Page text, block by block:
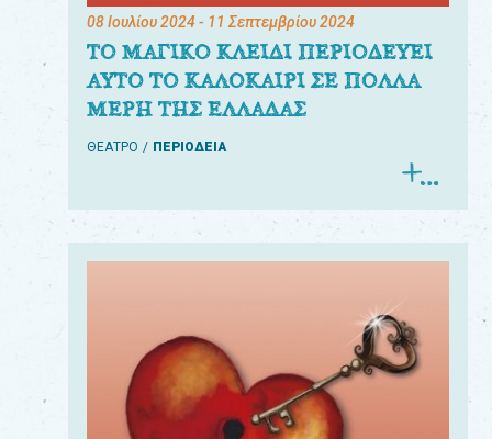
08 Ιουλίου 2024- 11 Σεπτεμβρίου 2024
ΤΟ ΜΑΓΙΚΟ ΚΛΕΙΔΙ ΠΕΡΙΟΔΕΥΕΙ
ΑΥΤΟ ΤΟ ΚΑΛΟΚΑΙΡΙ ΣΕ ΠΟΛΛΑ
ΜΕΡΗ ΤΗΣ ΕΛΛΑΔΑΣ
ΘΕΑΤΡΟ ΠΕΡΙΟΔΕΙΑ